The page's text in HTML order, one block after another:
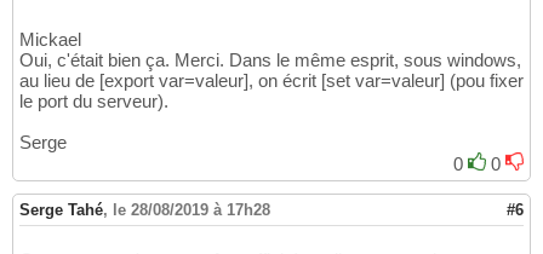
Mickael
Oui, c'était bien ça. Merci. Dans le même esprit, sous windows,
au lieu de [export var=valeur], on écrit [set var=valeur] (pou fixer
le port du serveur).
Serge
0
0
Serge Tahé, le 28/08/2019 à 17h28 #6